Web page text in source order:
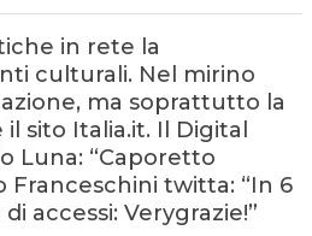
in rete la
culturali. Nel mirino
ma soprattutto la
sito Italia.it. Il Digital
Luna: “Caporetto
Franceschini twitta: “In 6
accessi: Verygrazie!”